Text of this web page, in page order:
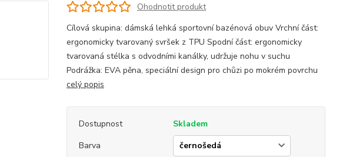
Ohodnotit produkt
Cílová skupina: dámská lehká sportovní bazénová obuv Vrchní část:
ergonomicky tvarovaný svršek z TPU Spodní část: ergonomicky
tvarovaná stélka s odvodními kanálky, udržuje nohu v suchu
Podrážka: EVA pěna, speciální design pro chůzi po mokrém povrchu
celý popis
Dostupnost
Skladem
Barva